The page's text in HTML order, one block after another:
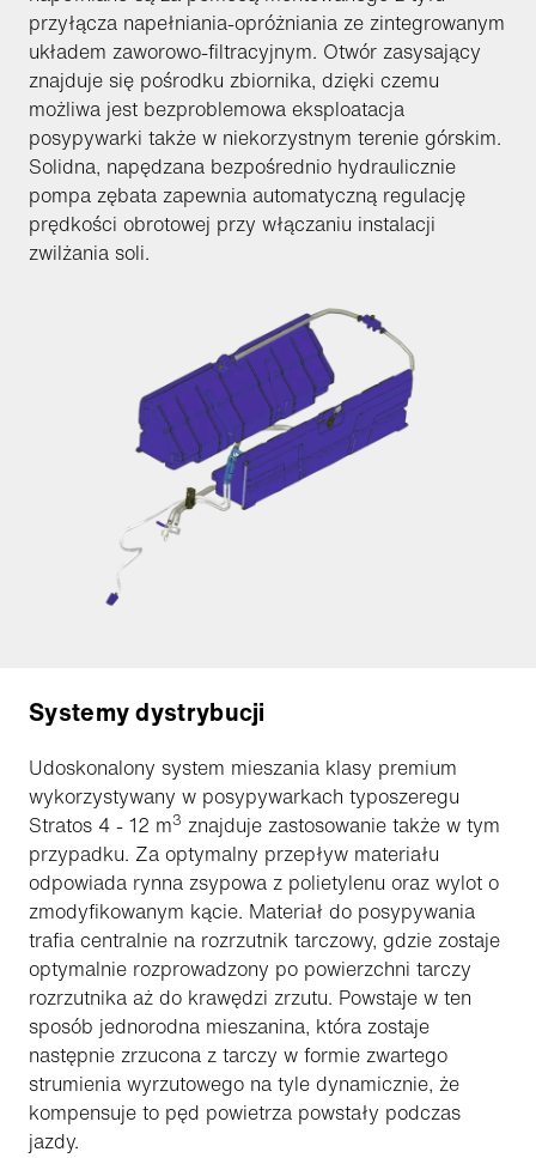
przyłącza napełniania-opróżniania ze zintegrowanym
układem zaworowo-filtracyjnym. Otwór zasysający
znajduje się pośrodku zbiornika, dzięki czemu
możliwa jest bezproblemowa eksploatacja
posypywarki także w niekorzystnym terenie górskim.
Solidna, napędzana bezpośrednio hydraulicznie
pompa zębata zapewnia automatyczną regulację
prędkości obrotowej przy włączaniu instalacji
zwilżania soli.
Systemy dystrybucji
Udoskonalony system mieszania klasy premium
wykorzystywany w posypywarkach typoszeregu
Stratos 4 - 12 m3 znajduje zastosowanie także w tym
przypadku. Za optymalny przepływ materiału
odpowiada rynna zsypowa z polietylenu oraz wylot o
zmodyfikowanym kącie. Materiał do posypywania
trafia centralnie na rozrzutnik tarczowy, gdzie zostaje
optymalnie rozprowadzony po powierzchni tarczy
rozrzutnika aż do krawędzi zrzutu. Powstaje w ten
sposób jednorodna mieszanina, która zostaje
następnie zrzucona z tarczy w formie zwartego
strumienia wyrzutowego na tyle dynamicznie, że
kompensuje to pęd powietrza powstały podczas
jazdy.